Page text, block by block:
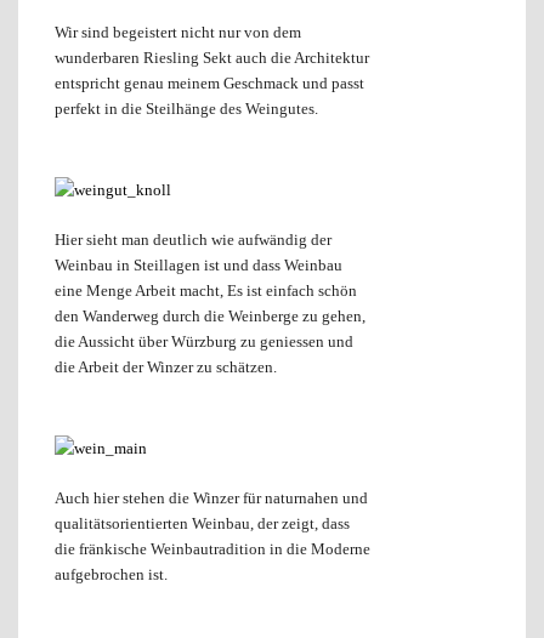
Wir sind begeistert nicht nur von dem
wunderbaren Riesling Sekt auch die Architektur
entspricht genau meinem Geschmack und passt
perfekt in die Steilhänge des Weingutes.
Hier sieht man deutlich wie aufwändig der
Weinbau in Steillagen ist und dass Weinbau
eine Menge Arbeit macht, Es ist einfach schön
den Wanderweg durch die Weinberge zu gehen,
die Aussicht über Würzburg zu geniessen und
die Arbeit der Winzer zu schätzen.
Auch hier stehen die Winzer für naturnahen und
qualitätsorientierten Weinbau, der zeigt, dass
die fränkische Weinbautradition in die Moderne
aufgebrochen ist.